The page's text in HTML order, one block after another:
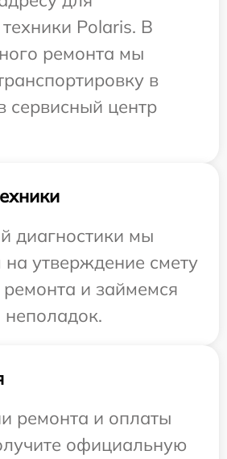
Polaris. В
ремонта мы
в
сервисный центр
диагностики мы
на утверждение смету
ремонта и займемся
ремонта и оплаты
официальную